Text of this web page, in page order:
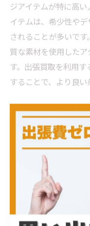
ジアイテムが特に高
イテムは、希少性や
されることが多いで
質な素材を使用した
す。出張買取を利用
することで、より良い
出張買取での成功
出張買取で成功した
ば、ある方は複数の
果、最も高い査定額
た、事前にアクセサ
や証明書を揃えるこ
ケースもあります。
で、出張買取での高